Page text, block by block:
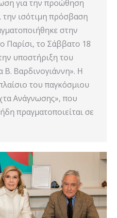
για την προώθηση
ισότιμη πρόσβαση
στην
Παρίσι, το Σάββατο 18
υποστήριξη του
Β. Βαρδινογιάννη». Η
του παγκόσμιου
Ανάγνωσης», που
πραγματοποιείται σε